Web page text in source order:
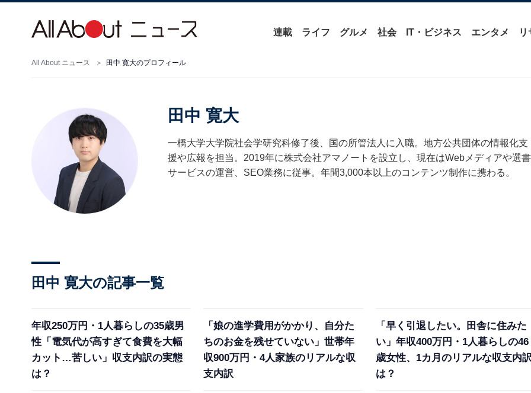
連載 ライフ グルメ 社会 IT・ビジネス エンタメ リ
All About ニュース 田中 寛大のプロフィール
田中 寛大
一橋大学大学院社会学研究科修了後、国の所管法人に入職。地方公共団体の情報化支
援や広報を担当。2019年に株式会社アマノートを設立し、現在はWebメディアや選書
サービスの運営、SEO業務に従事。年間3,000本以上のコンテンツ制作に携わる。
田中 寛大の記事一覧
年収250万円・1人暮らしの35歳男
性「電気代が高すぎて食費を大幅
カット…苦しい」収支内訳の実態
は？
「娘の進学費用がかかり、自分た
ちのお金を残せていない」世帯年
収900万円・4人家族のリアルな収
支内訳
「早く引退したい。田舎に住みた
い」年収400万円・1人暮らしの46
歳女性、1カ月のリアルな収支内訳
は？